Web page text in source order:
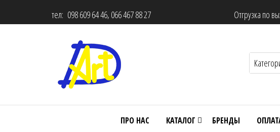
тел: 098 609 64 46, 066 467 88 27 Отгрузка по
ПРО НАС КАТАЛОГ БРЕНДЫ